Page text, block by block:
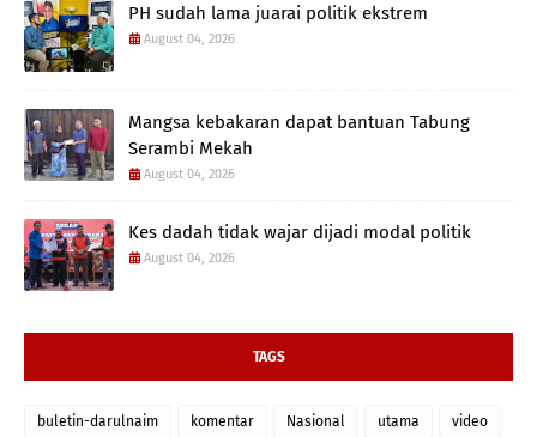
PH sudah lama juarai politik ekstrem
August 04, 2026
Mangsa kebakaran dapat bantuan Tabung
Serambi Mekah
August 04, 2026
Kes dadah tidak wajar dijadi modal politik
August 04, 2026
TAGS
buletin-darulnaim komentar Nasional utama video